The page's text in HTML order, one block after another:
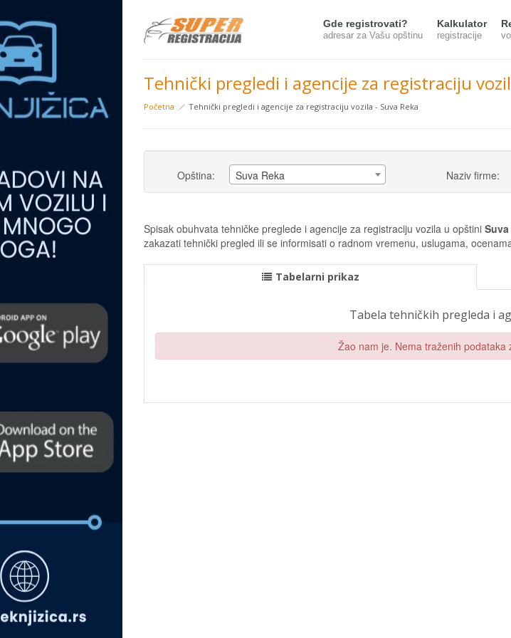
Gde registrovati?
adresar za Vašu opštinu
Kalkulator
registracije
Tehnički pregledi i agencije za registraciju
Početna Tehnički pregledi i agencije za registraciju vozila - Suva Reka
Opština: Suva Reka Naziv firme:
Spisak obuhvata tehničke preglede i agencije za registraciju vozila u opštini
zakazati tehnički pregled ili se informisati o radnom vremenu, uslugama,
Tabelarni prikaz
Tabela tehničkih pregleda i
Žao nam je. Nema traženih podataka